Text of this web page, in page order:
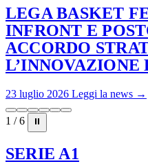
LEGA BASKET
INFRONT E
ACCORDO
23 luglio 2026 Leggi la news →
1 / 6 ⏸
SERIE A1